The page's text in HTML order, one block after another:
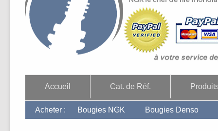
Accueil Cat. de Réf.
Acheter : Bougies NGK Bougies Denso